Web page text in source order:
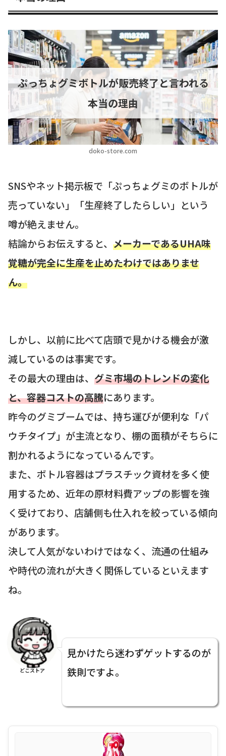
doko-store.com
ぷっちょグミボトルが販売終了と言われる
本当の理由
SNSやネット掲示板で「ぷっちょグミのボトルが
売っていない」「生産終了したらしい」という
噂が絶えません。
結論からお伝えすると、 メーカーであるUHA味
覚糖が完全に生産を止めたわけではありませ
ん。
しかし、以前に比べて店頭で見かける機会が激
減しているのは事実です。
その最大の理由は、 グミ市場のトレンドの変化
と、容器コストの高騰にあります。
昨今のグミブームでは、持ち運びが便利な「パ
ウチタイプ」が主流となり、棚の面積がそちらに
割かれるようになっているんです。
また、ボトル容器はプラスチック資材を多く使
用するため、近年の原材料費アップの影響を強
く受けており、店舗側も仕入れを絞っている傾向
があります。
決して人気がないわけではなく、流通の仕組み
や時代の流れが大きく関係しているといえます
ね。
どこストア
見かけたら迷わずゲットするのが
鉄則ですよ。